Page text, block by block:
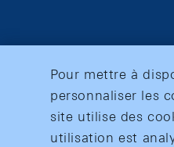
Pour mettre à
personnaliser les
site utilise des
utilisation est